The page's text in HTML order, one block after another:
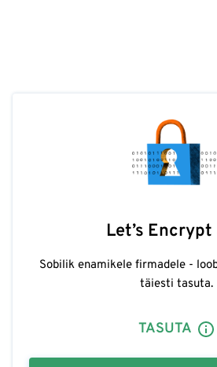
Let’s Encrypt
Sobilik enamikele firmadele -
täiesti tasuta.
TASUTA